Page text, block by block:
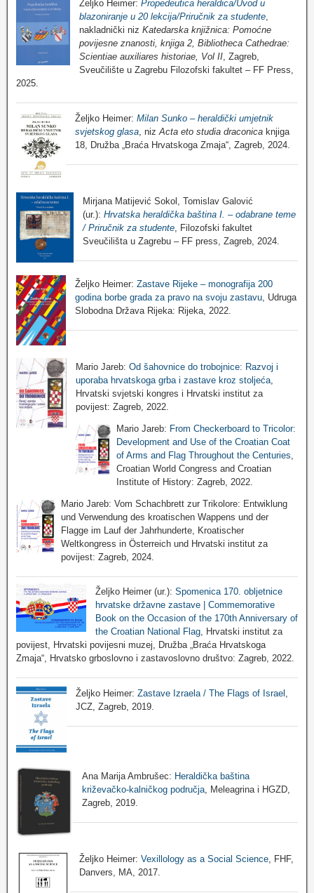
Željko Heimer: Propedeutica heraldica/Uvod u
blazoniranje u 20 lekcija/Priručnik za studente,
nakladnički niz Katedarska knjižnica: Pomoćne
povijesne znanosti, knjiga 2, Bibliotheca Cathedrae:
Scientiae auxiliares historiae, Vol II, Zagreb,
Sveučilište u Zagrebu Filozofski fakultet – FF Press,
2025.
Željko Heimer: Milan Sunko – heraldički umjetnik
svjetskog glasa , niz Acta eto studia draconica knjiga
18, Družba „Braća Hrvatskoga Zmaja“, Zagreb, 2024.
Mirjana Matijević Sokol, Tomislav Galović
(ur.): Hrvatska heraldička baština I. – odabrane teme
/ Priručnik za studente, Filozofski fakultet
Sveučilišta u Zagrebu – FF press, Zagreb, 2024.
Željko Heimer: Zastave Rijeke – monografija 200
godina borbe grada za pravo na svoju zastavu, Udruga
Slobodna Država Rijeka: Rijeka, 2022.
Mario Jareb: Od šahovnice do trobojnice: Razvoj i
uporaba hrvatskoga grba i zastave kroz stoljeća,
Hrvatski svjetski kongres i Hrvatski institut za
povijest: Zagreb, 2022.
Mario Jareb: From Checkerboard to Tricolor:
Development and Use of the Croatian Coat
of Arms and Flag Throughout the Centuries
Croatian World Congress and Croatian
Institute of History: Zagreb, 2022.
Mario Jareb: Vom Schachbrett zur Trikolore: Entwiklung
und Verwendung des kroatischen Wappens und der
Flagge im Lauf der Jahrhunderte, Kroatischer
Weltkongress in Österreich und Hrvatski institut za
povijest: Zagreb, 2024.
Željko Heimer (ur.): Spomenica 170. obljetnice
hrvatske državne zastave | Commemorative
Book on the Occasion of the 170th Anniversary of
the Croatian National Flag, Hrvatski institut za
povijest, Hrvatski povijesni muzej, Družba „Braća Hrvatskoga
Zmaja“, Hrvatsko grboslovno i zastavoslovno društvo: Zagreb, 2022.
Željko Heimer:Zastave Izraela / The Flags of Israel
JCZ, Zagreb, 2019.
Ana Marija Ambrušec: Heraldička baština
križevačko-kalničkog područja, Meleagrina i HGZD,
Zagreb, 2019.
Željko Heimer:Vexillology as a Social Science , FHF,
Danvers, MA, 2017.